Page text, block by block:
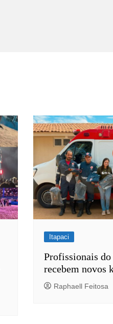
Itapaci
Profissionais
recebem novos
Raphaell Feitosa